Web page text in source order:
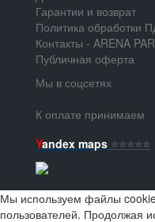
Гарантии и возврат
Политика обработки
Контакты - ARENA
Публичная оферта
Мы в соцсетях
К оплате принимаем
Yandex maps ⭐️⭐️⭐️⭐️⭐️
Мы используем файлы
пользователей. Продолжая